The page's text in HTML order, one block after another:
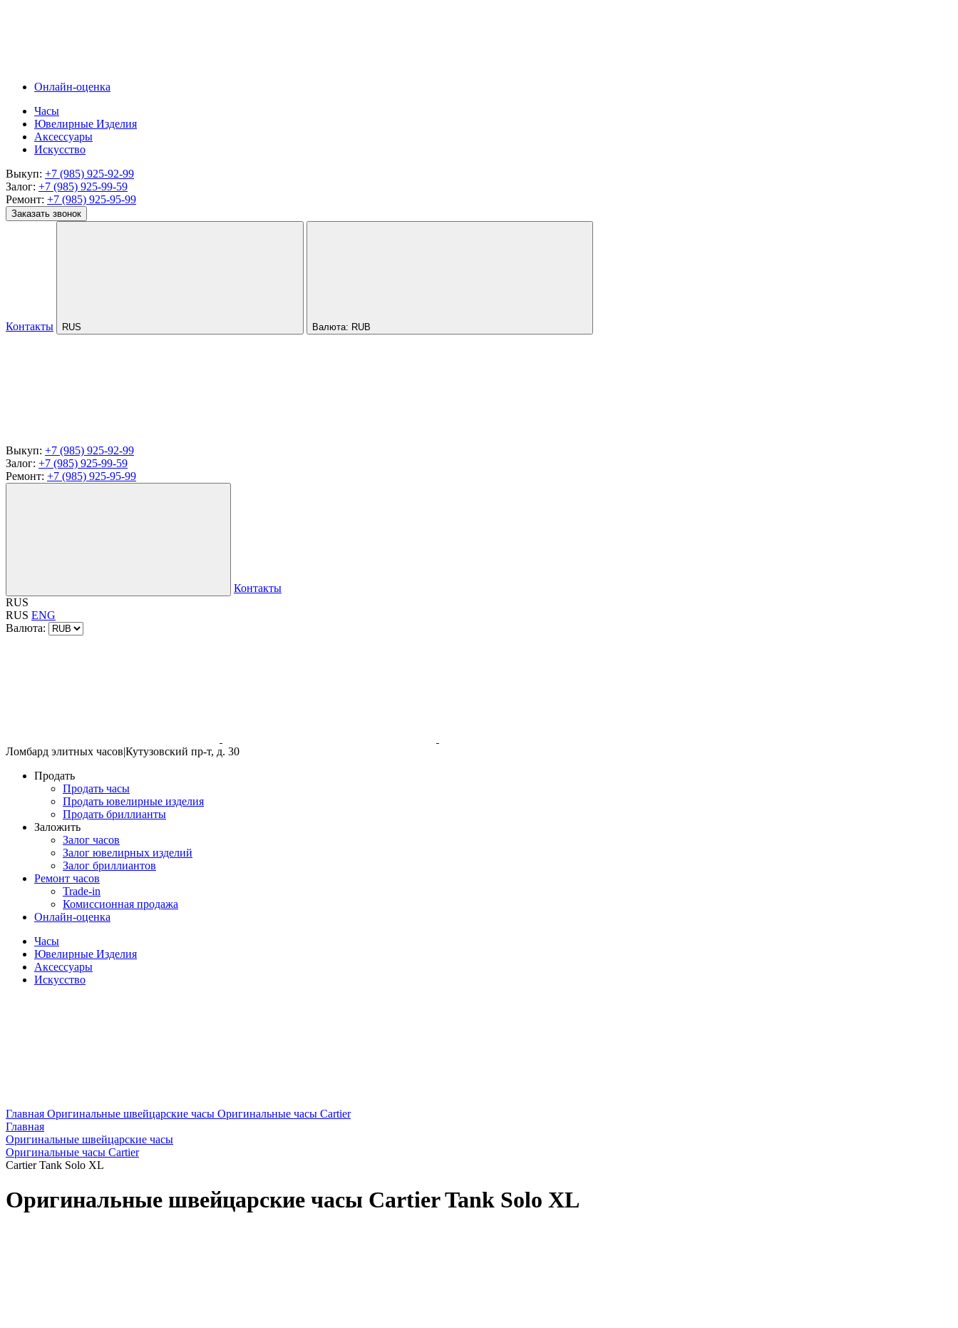
Онлайн-оценка
Часы
Ювелирные Изделия
Аксессуары
Искусство
Выкуп: +7 (985) 925-92-99
Залог: +7 (985) 925-99-59
Ремонт: +7 (985) 925-95-99
Заказать звонок
Контакты RUS Валюта: RUB
Выкуп: +7 (985) 925-92-99
Залог: +7 (985) 925-99-59
Ремонт: +7 (985) 925-95-99
Контакты
RUS
RUS ENG
Валюта:
Ломбард элитных часов|Кутузовский пр-т, д. 30
Продать
Продать часы
Продать ювелирные изделия
Продать бриллианты
Заложить
Залог часов
Залог ювелирных изделий
Залог бриллиантов
Ремонт часов
Trade-in
Комиссионная продажа
Онлайн-оценка
Часы
Ювелирные Изделия
Аксессуары
Искусство
Главная Оригинальные швейцарские часы Оригинальные часы Cartier
Главная
Оригинальные швейцарские часы
Оригинальные часы Cartier
Cartier Tank Solo XL
Оригинальные швейцарские часы Cartier Tank Solo XL